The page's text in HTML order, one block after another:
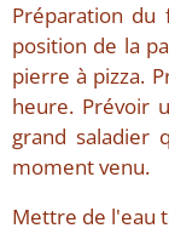
Préparation
position de la
pierre à pizza.
heure. Prévoir
grand saladier
moment venu.
Mettre de l'eau